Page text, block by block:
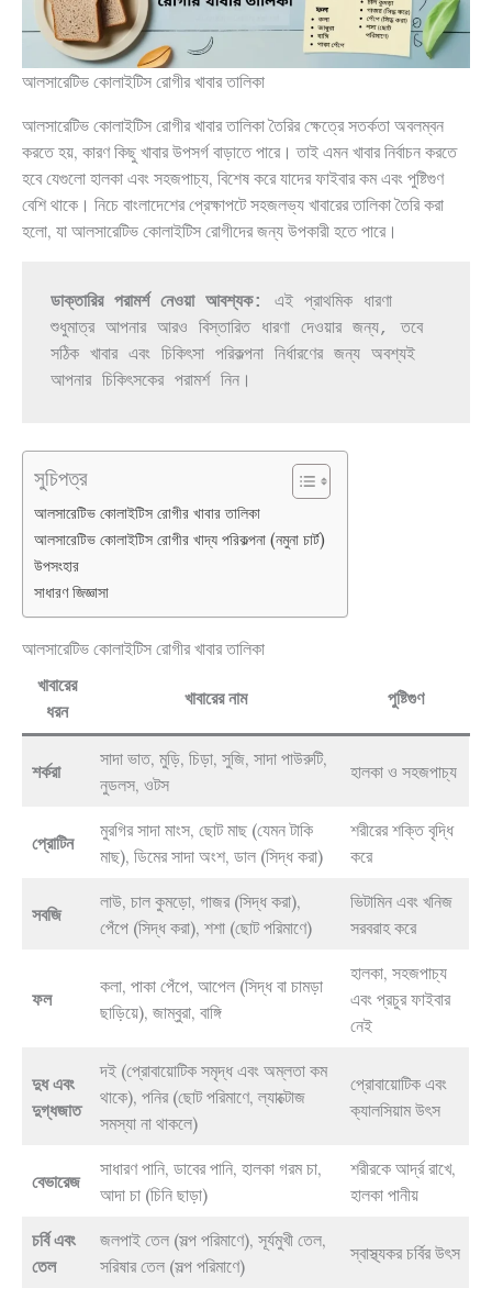
আলসারেটিভ কোলাইটিস রোগীর খাবার তালিকা
আলসারেটিভ কোলাইটিস রোগীর খাবার তালিকা তৈরির ক্ষেত্রে সতর্কতা অবলম্বন
করতে হয়, কারণ কিছু খাবার উপসর্গ বাড়াতে পারে। তাই এমন খাবার নির্বাচন করতে
হবে যেগুলো হালকা এবং সহজপাচ্য, বিশেষ করে যাদের ফাইবার কম এবং পুষ্টিগুণ
বেশি থাকে। নিচে বাংলাদেশের প্রেক্ষাপটে সহজলভ্য খাবারের তালিকা তৈরি করা
হলো, যা আলসারেটিভ কোলাইটিস রোগীদের জন্য উপকারী হতে পারে।
ডাক্তারির পরামর্শ নেওয়া আবশ্যক:
এই প্রাথমিক ধারণা
শুধুমাত্র আপনার আরও বিস্তারিত ধারণা দেওয়ার জন্য, তবে
সঠিক খাবার এবং চিকিৎসা পরিকল্পনা নির্ধারণের জন্য অবশ্যই
আপনার চিকিৎসকের পরামর্শ নিন।
সুচিপত্র
আলসারেটিভ কোলাইটিস রোগীর খাবার তালিকা
আলসারেটিভ কোলাইটিস রোগীর খাদ্য পরিকল্পনা (নমুনা চার্ট)
উপসংহার
সাধারণ জিজ্ঞাসা
আলসারেটিভ কোলাইটিস রোগীর খাবার তালিকা
খাবারের
ধরন
খাবারের নাম পুষ্টিগুণ
শর্করা
সাদা ভাত, মুড়ি, চিড়া, সুজি, সাদা পাউরুটি,
নুডলস, ওটস
হালকা ও সহজপাচ্য
প্রোটিন
মুরগির সাদা মাংস, ছোট মাছ (যেমন টাকি
মাছ), ডিমের সাদা অংশ, ডাল (সিদ্ধ করা)
শরীরের শক্তি বৃদ্ধি
করে
সবজি
লাউ, চাল কুমড়ো, গাজর (সিদ্ধ করা),
পেঁপে (সিদ্ধ করা), শশা (ছোট পরিমাণে)
ভিটামিন এবং খনিজ
সরবরাহ করে
ফল
কলা, পাকা পেঁপে, আপেল (সিদ্ধ বা চামড়া
ছাড়িয়ে), জাম্বুরা, বাঙ্গি
হালকা, সহজপাচ্য
এবং প্রচুর ফাইবার
নেই
দুধ এবং
দুগ্ধজাত
দই (প্রোবায়োটিক সমৃদ্ধ এবং অম্লতা কম
থাকে), পনির (ছোট পরিমাণে, ল্যাক্টোজ
সমস্যা না থাকলে)
প্রোবায়োটিক এবং
ক্যালসিয়াম উৎস
বেভারেজ
সাধারণ পানি, ডাবের পানি, হালকা গরম চা,
আদা চা (চিনি ছাড়া)
শরীরকে আর্দ্র রাখে,
হালকা পানীয়
চর্বি এবং
তেল
জলপাই তেল (সল্প পরিমাণে), সূর্যমুখী তেল,
সরিষার তেল (সল্প পরিমাণে)
স্বাস্থ্যকর চর্বির উৎস